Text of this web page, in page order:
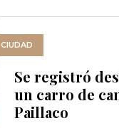
CIUDAD
Se registró
un carro de
Paillaco